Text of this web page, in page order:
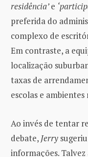
residência’e
preferida do
complexo de
Em contraste, a
localização
taxas de
escolas e
Ao invés de tentar
debate, Jerry
informações.